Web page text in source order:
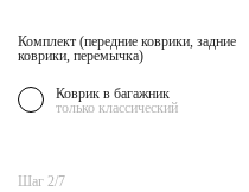
Комплект (передние коврики, задние
коврики, перемычка)
Коврик в багажник
только классический
Шаг 2/7